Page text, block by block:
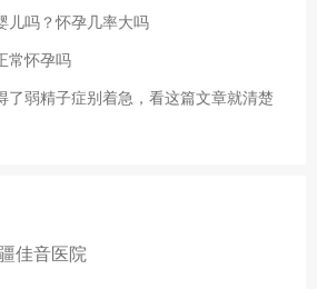
儿吗？怀孕几率大吗
常怀孕吗
了弱精子症别着急，看这篇文章就清楚
佳音医院